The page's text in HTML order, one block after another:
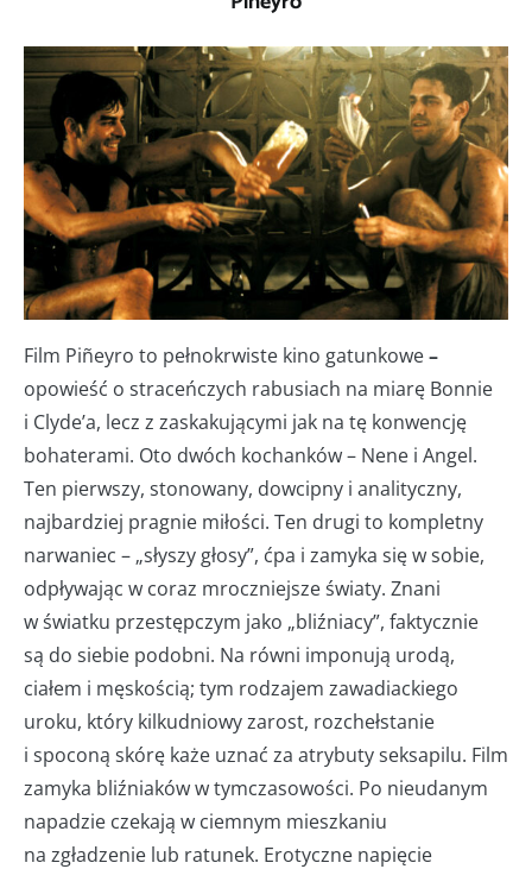
Film Piñeyro to pełnokrwiste kino gatunkowe–
opowieść o straceńczych rabusiach na miarę Bonnie
i Clyde’a, lecz z zaskakującymi jak na tę konwencję
bohaterami. Oto dwóch kochanków – Nene i Angel.
Ten pierwszy, stonowany, dowcipny i analityczny,
najbardziej pragnie miłości. Ten drugi to kompletny
narwaniec – „słyszy głosy”, ćpa i zamyka się w sobie,
odpływając w coraz mroczniejsze światy. Znani
w światku przestępczym jako „bliźniacy”, faktycznie
są do siebie podobni. Na równi imponują urodą,
ciałem i męskością; tym rodzajem zawadiackiego
uroku, który kilkudniowy zarost, rozchełstanie
i spoconą skórę każe uznać za atrybuty seksapilu. Film
zamyka bliźniaków w tymczasowości. Po nieudanym
napadzie czekają w ciemnym mieszkaniu
na zgładzenie lub ratunek. Erotyczne napięcie